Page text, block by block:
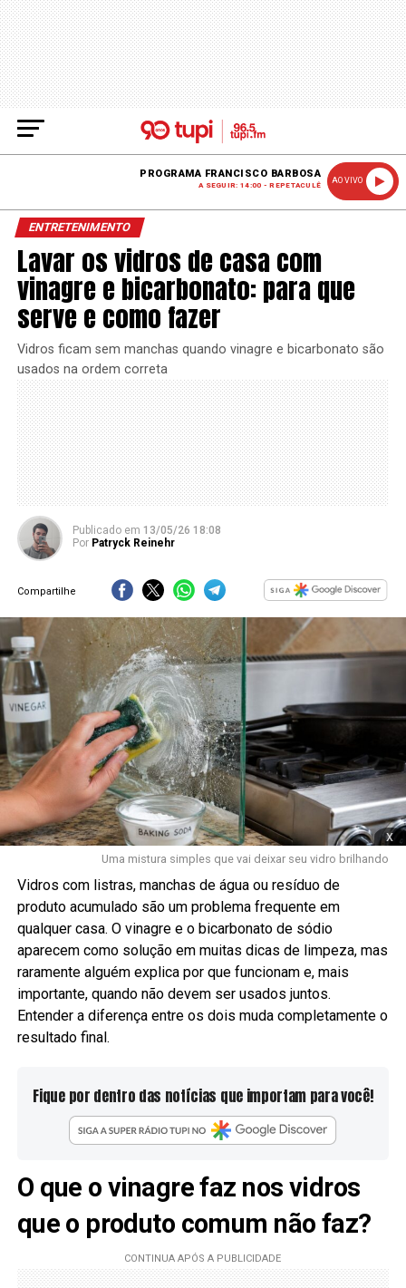
PROGRAMA FRANCISCO BARBOSA
A SEGUIR: 14:00 - REPETACULÊ
AO VIVO
ENTRETENIMENTO
Lavar os vidros de casa com
vinagre e bicarbonato: para que
serve e como fazer
Vidros ficam sem manchas quando vinagre e bicarbonato são
usados na ordem correta
Publicado em 13/05/26 18:08
Por Patryck Reinehr
Compartilhe
x
Uma mistura simples que vai deixar seu vidro brilhando
Vidros com listras, manchas de água ou resíduo de
produto acumulado são um problema frequente em
qualquer casa. O vinagre e o bicarbonato de sódio
aparecem como solução em muitas dicas de limpeza, mas
raramente alguém explica por que funcionam e, mais
importante, quando não devem ser usados juntos.
Entender a diferença entre os dois muda completamente o
resultado final.
Fique por dentro das notícias que importam para você!
O que o vinagre faz nos vidros
que o produto comum não faz?